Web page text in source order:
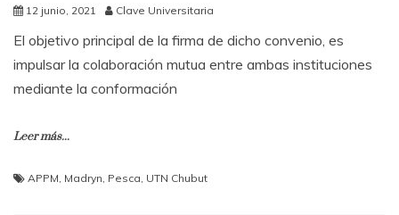
12 junio, 2021 Clave Universitaria
El objetivo principal de la firma de dicho convenio, es
impulsar la colaboración mutua entre ambas instituciones
mediante la conformación
Leer más...
APPM Madryn Pesca UTN Chubut